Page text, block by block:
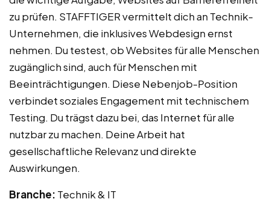
zu prüfen. STAFFTIGER vermittelt dich an Technik-
Unternehmen, die inklusives Webdesign ernst
nehmen. Du testest, ob Websites für alle Menschen
zugänglich sind, auch für Menschen mit
Beeinträchtigungen. Diese Nebenjob-Position
verbindet soziales Engagement mit technischem
Testing. Du trägst dazu bei, das Internet für alle
nutzbar zu machen. Deine Arbeit hat
gesellschaftliche Relevanz und direkte
Auswirkungen.
Branche: Technik & IT